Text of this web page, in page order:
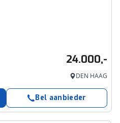
24.000,-
DEN HAAG
Bel aanbieder